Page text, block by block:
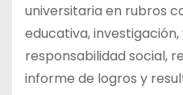
universitaria en rubros
educativa,
responsabilidad social,
informe de logros y